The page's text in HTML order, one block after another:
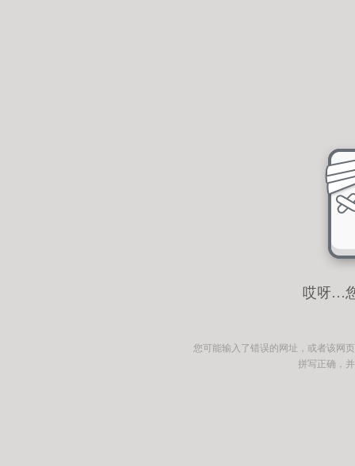
哎呀…
您可能输入了错误的网址，或者该网
拼写正确，